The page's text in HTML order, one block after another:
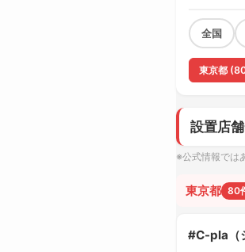
全国
東京都
設置店
※公式情報では
東京都 80
#C-pla（